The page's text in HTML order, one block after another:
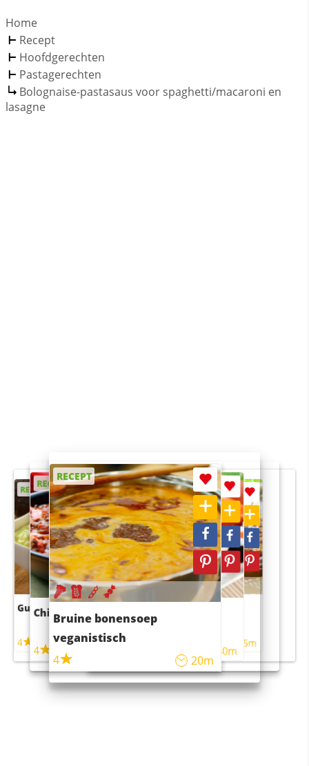
Home
Recept
Hoofdgerechten
Pastagerechten
Bolognaise-pastasaus voor spaghetti/macaroni en
lasagne
RECEPT
Guacamole
4
RECEPT
Chili con carne
4
RECEPT
Bruine bonensoep
veganistisch
4
20m
RECEPT
Sushi rijstsalade
maaltijdsalade
40m
RECEPT
4 55m